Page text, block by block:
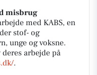
misbrug
med KABS, en
stof- og
unge og voksne.
arbejde på
.